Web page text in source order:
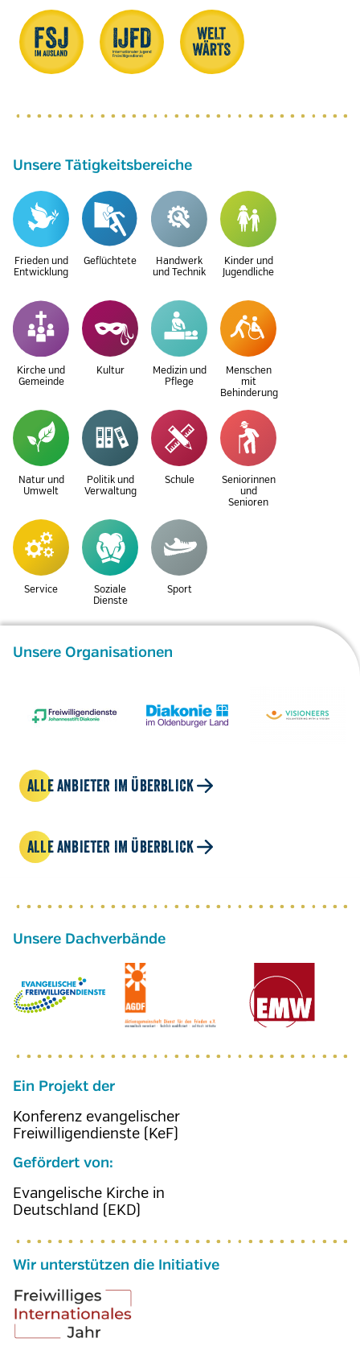
Unsere Tätigkeitsbereiche
Frieden und
Entwicklung
Geflüchtete
Handwerk
und Technik
Kinder und
Jugendliche
Kirche und
Gemeinde
Kultur
Medizin und
Pflege
Menschen
mit
Behinderung
Natur und
Umwelt
Politik und
Verwaltung
Schule
Seniorinnen
und
Senioren
Service
Soziale
Dienste
Sport
Unsere Organisationen
ALLE ANBIETER IM ÜBERBLICK
ALLE ANBIETER IM ÜBERBLICK
Ein Projekt der
Konferenz evangelischer
Freiwilligendienste (KeF)
Gefördert von:
Evangelische Kirche in
Deutschland (EKD)
Wir unterstützen die Initiative